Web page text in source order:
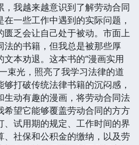
，我越来越意识到了解劳动合同
一些工作中遇到的实际问题，
匮乏会让自己处于被动。市面上
法的书籍，但我总是被那些厚
本劝退。这本书的“漫画实用
束光，照亮了我学习法律的道
打破传统法律书籍的沉闷感，
生动有趣的漫画，将劳动合同法
希望它能够覆盖劳动合同的方方
、试用期的规定、工作时间的界
、社保和公积金的缴纳，以及劳